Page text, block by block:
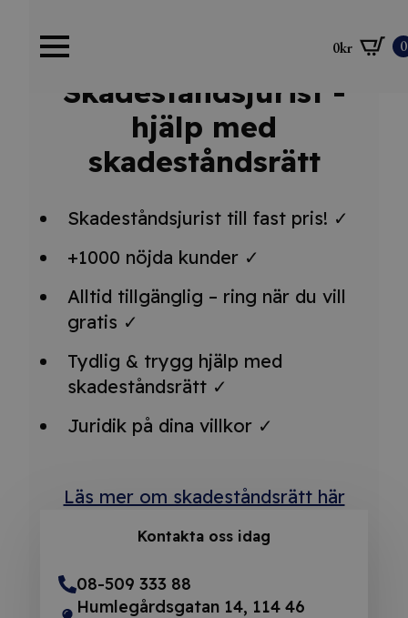
0kr 0
Skadeståndsjurist -
hjälp med
skadeståndsrätt
Skadeståndsjurist till fast pris! ✓
+1000 nöjda kunder ✓
Alltid tillgänglig – ring när du vill
gratis ✓
Tydlig & trygg hjälp med
skadeståndsrätt ✓
Juridik på dina villkor ✓
Läs mer om skadeståndsrätt här
Kontakta oss idag
08-509 333 88
Humlegårdsgatan 14, 114 46